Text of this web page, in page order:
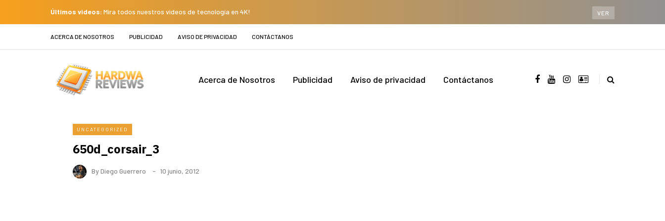
Últimos videos: Mira todos nuestros videos de tecnología en 4K! VER
ACERCA DE NOSOTROS PUBLICIDAD AVISO DE PRIVACIDAD CONTÁCTANOS
Acerca de Nosotros Publicidad Aviso de privacidad Contáctanos
UNCATEGORIZED
650d_corsair_3
ByDiego Guerrero 10 junio, 2012